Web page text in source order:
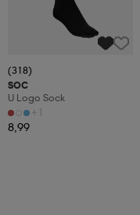
(318)
SOC
U Logo Sock
+1
8,99